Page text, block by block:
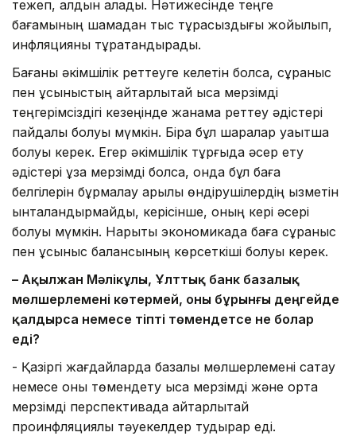
тежеп, алдын алады. Нәтижесінде теңге
бағамының шамадан тыс тұрақсыздығы жойылып,
инфляцияны тұрақтандырады.
Бағаны әкімшілік реттеуге келетін болсақ, сұраныс
пен ұсыныстың айтарлықтай қысқа мерзімді
теңгерімсіздігі кезеңінде жанама реттеу әдістері
пайдалы болуы мүмкін. Бірақ бұл шаралар уақытша
болуы керек. Егер әкімшілік тұрғыда әсер ету
әдістері ұзақ мерзімді болса, онда бұл баға
белгілерін бұрмалау арқылы өндірушілердің қызметін
ынталандырмайды, керісінше, оның кері әсері
болуы мүмкін. Нарықтық экономикада баға сұраныс
пен ұсыныс балансының көрсеткіші болуы керек.
– Ақылжан Мәлікұлы, Ұлттық банк базалық
мөлшерлемені көтермей, оны бұрынғы деңгейде
қалдырса немесе тіпті төмендетсе не болар
еді?
- Қазіргі жағдайларда базалық мөлшерлемені сақтау
немесе оны төмендету қысқа мерзімді және орта
мерзімді перспективада айтарлықтай
проинфляциялық тәуекелдер тудырар еді.